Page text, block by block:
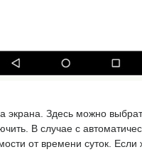
экрана. Здесь можно
В случае с
от времени суток. Если